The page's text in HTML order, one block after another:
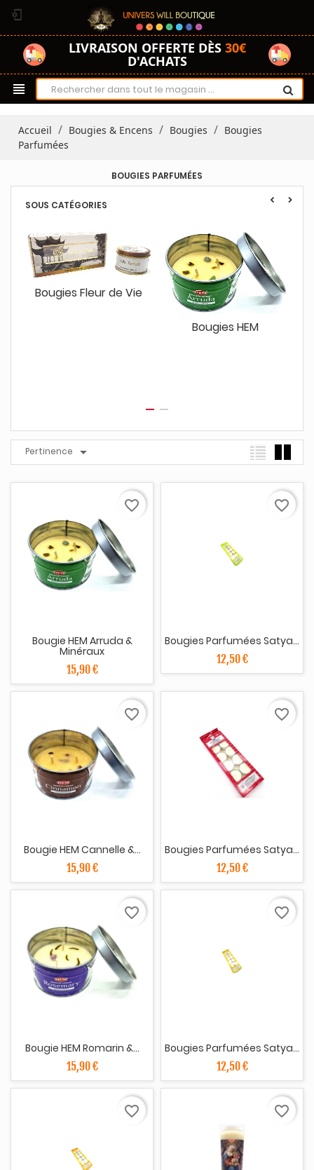
phonelink_setup
LIVRAISON OFFERTE DÈS 30€
D'ACHATS
view_headline
Accueil Bougies & Encens Bougies
Bougies
Parfumées
BOUGIES PARFUMÉES
SOUS CATÉGORIES
Bougies Fleur de Vie
Bougies HEM
Pertinence 
Bougie HEM Arruda &
Minéraux
15,90 €
favorite_border
Bougies Parfumées Satya...
12,50 €
favorite_border
Bougie HEM Cannelle &...
15,90 €
favorite_border
Bougies Parfumées Satya...
12,50 €
favorite_border
Bougie HEM Romarin &...
15,90 €
favorite_border
Bougies Parfumées Satya...
12,50 €
favorite_border
favorite_border favorite_border